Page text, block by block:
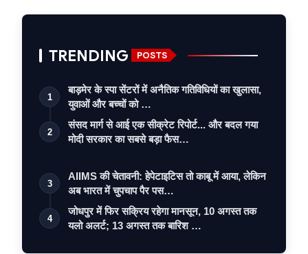
TRENDING POSTS
1
बाड़मेर के स्पा सेंटरों में अनैतिक गतिविधियों का खुलासा,
युवाओं और बच्चों को …
2
संसद मार्ग से आई एक सीक्रेट रिपोर्ट... और बदल गया
मोदी सरकार का सबसे बड़ा फैस…
3
AIIMS की चेतावनी: हेपेटाइटिस तो काबू में आया, लेकिन
अब भारत में चुपचाप पैर पस…
4
जोधपुर में फिर सक्रिय रहेगा मानसून, 10 अगस्त तक
यलो अलर्ट; 13 अगस्त तक बारिश …